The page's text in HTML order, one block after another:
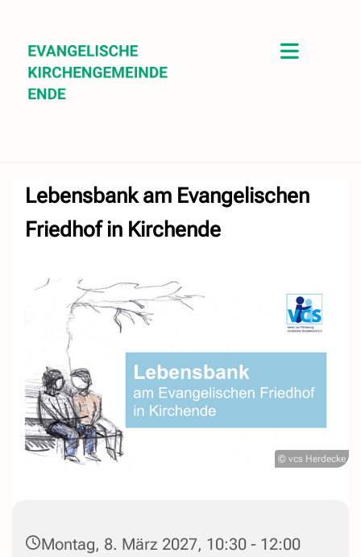
Lebensbank am Evangelischen
Friedhof in Kirchende
© vcs Herdecke
Montag, 8. März 2027, 10:30 - 12:00